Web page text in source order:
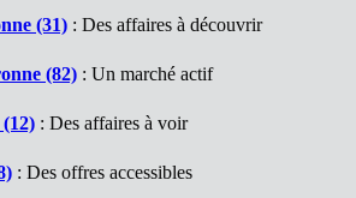
(31) : Des affaires à découvrir
(82) : Un marché actif
: Des affaires à voir
: Des offres accessibles